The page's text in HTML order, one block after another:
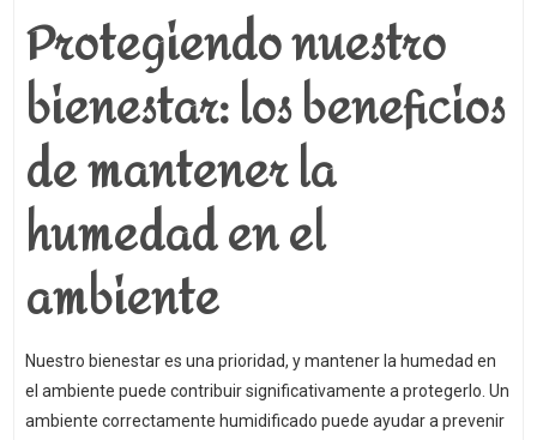
Protegiendo nuestro
bienestar: los beneficios
de mantener la
humedad en el
ambiente
Nuestro bienestar es una prioridad, y mantener la humedad en
el ambiente puede contribuir significativamente a protegerlo. Un
ambiente correctamente humidificado puede ayudar a prevenir